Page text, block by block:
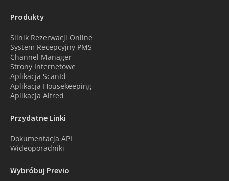
Produkty
Silnik Rezerwacji Online
System Recepcyjny PMS
Channel Manager
Strony Internetowe
Aplikacja ScanId
Aplikacja Housekeeping
Aplikacja Alfred
Przydatne Linki
Dokumentacja API
Wideoporadniki
Wybróbuj Previo